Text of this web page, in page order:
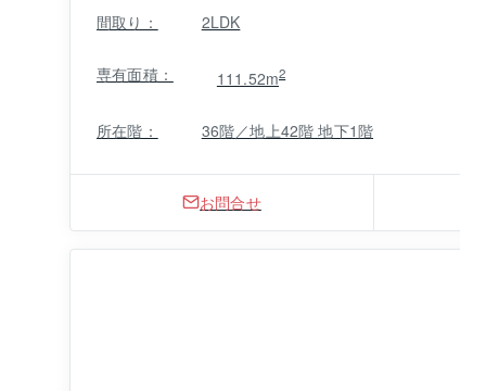
間取り： 2LDK
専有面積： 111.52m2
所在階： 36階／地上42階 地下1階
お問合せ